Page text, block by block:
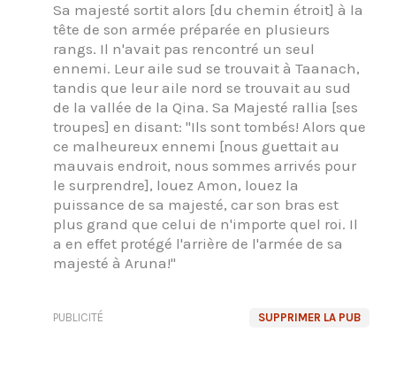
Sa majesté sortit alors [du chemin étroit] à la
tête de son armée préparée en plusieurs
rangs. Il n'avait pas rencontré un seul
ennemi. Leur aile sud se trouvait à Taanach,
tandis que leur aile nord se trouvait au sud
de la vallée de la Qina. Sa Majesté rallia [ses
troupes] en disant: "Ils sont tombés! Alors que
ce malheureux ennemi [nous guettait au
mauvais endroit, nous sommes arrivés pour
le surprendre], louez Amon, louez la
puissance de sa majesté, car son bras est
plus grand que celui de n'importe quel roi. Il
a en effet protégé l'arrière de l'armée de sa
majesté à Aruna!"
SUPPRIMER LA PUB
PUBLICITÉ